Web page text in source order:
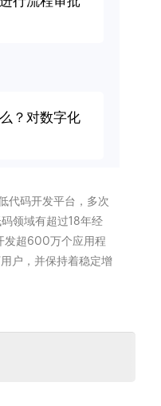
？对数字化
代码开发平台，多次
领域有超过18年经
发超600万个应用程
户，并保持着稳定增